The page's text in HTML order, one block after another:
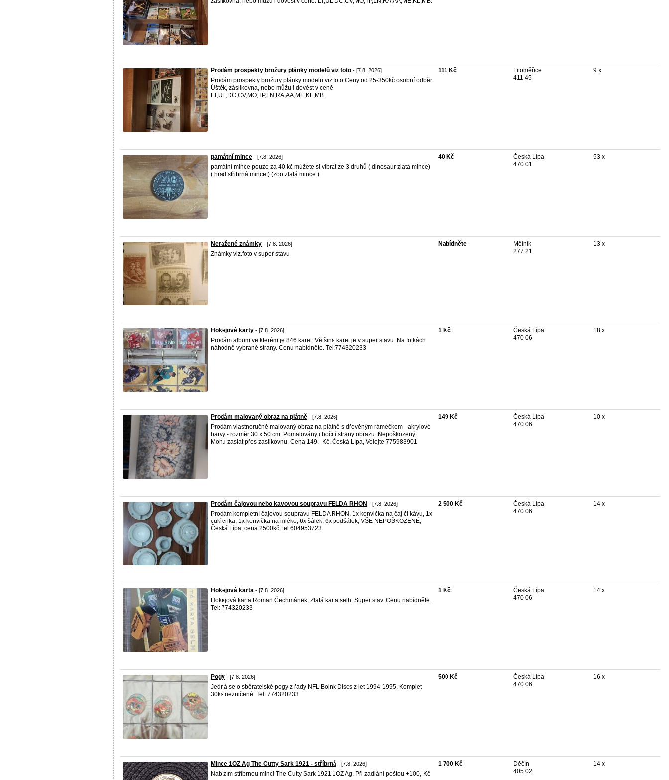
Prodám prospekty brožury plánky modelů viz foto - [7.8. 2026]
Prodám prospekty brožury plánky modelů viz foto Ceny od 25-350kč osobní odběr
Úštěk, zásilkovna, nebo můžu i dovést v ceně:
LT,UL,DC,CV,MO,TP,LN,RA,AA,ME,KL,MB.
111 Kč
Litoměřice
411 45
9 x
památní mince - [7.8. 2026]
památní mince pouze za 40 kč múžete si vibrat ze 3 druhů ( dinosaur zlata mince)
( hrad střibrná mince ) (zoo zlatá mince )
40 Kč
Česká Lípa
470 01
53 x
Neražené známky - [7.8. 2026]
Známky viz.foto v super stavu
Nabídněte
Mělník
277 21
13 x
Hokejové karty - [7.8. 2026]
Prodám album ve kterém je 846 karet. Většina karet je v super stavu. Na fotkách
náhodně vybrané strany. Cenu nabídněte. Tel:774320233
1 Kč
Česká Lípa
470 06
18 x
Prodám malovaný obraz na plátně - [7.8. 2026]
Prodám vlastnoručně malovaný obraz na plátně s dřevěným rámečkem - akrylové
barvy - rozměr 30 x 50 cm. Pomalovány i boční strany obrazu. Nepoškozený.
Mohu zaslat přes zasilkovnu. Cena 149,- Kč, Česká Lípa, Volejte 775983901
149 Kč
Česká Lípa
470 06
10 x
Prodám čajovou nebo kavovou soupravu FELDA RHON - [7.8. 2026]
Prodám kompletní čajovou soupravu FELDA RHON, 1x konvička na čaj či kávu, 1x
cukřenka, 1x konvička na mléko, 6x šálek, 6x podšálek, VŠE NEPOŠKOZENÉ,
Česká Lípa, cena 2500kč. tel 604953723
2 500 Kč
Česká Lípa
470 06
14 x
Hokejová karta - [7.8. 2026]
Hokejová karta Roman Čechmánek. Zlatá karta selh. Super stav. Cenu nabídněte.
Tel: 774320233
1 Kč
Česká Lípa
470 06
14 x
Pogy - [7.8. 2026]
Jedná se o sběratelské pogy z řady NFL Boink Discs z let 1994-1995. Komplet
30ks nezničené. Tel.:774320233
500 Kč
Česká Lípa
470 06
16 x
Mince 1OZ Ag The Cutty Sark 1921 - stříbrná - [7.8. 2026]
Nabízím stříbrnou minci The Cutty Sark 1921 1OZ Ag. Při zadlání poštou +100,-Kč
1 700 Kč
Děčín
405 02
14 x